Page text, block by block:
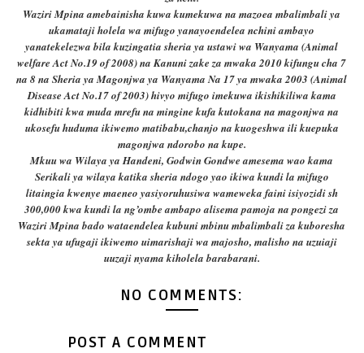
Waziri Mpina amebainisha kuwa kumekuwa na mazoea mbalimbali ya
ukamataji holela wa mifugo yanayoendelea nchini ambayo
yanatekelezwa bila kuzingatia sheria ya ustawi wa Wanyama (Animal
welfare Act No.19 of 2008) na Kanuni zake za mwaka 2010 kifungu cha 7
na 8 na Sheria ya Magonjwa ya Wanyama Na 17 ya mwaka 2003 (Animal
Disease Act No.17 of 2003) hivyo mifugo imekuwa ikishikiliwa kama
kidhibiti kwa muda mrefu na mingine kufa kutokana na magonjwa na
ukosefu huduma ikiwemo matibabu,chanjo na kuogeshwa ili kuepuka
magonjwa ndorobo na kupe.
Mkuu wa Wilaya ya Handeni, Godwin Gondwe amesema wao kama
Serikali ya wilaya katika sheria ndogo yao ikiwa kundi la mifugo
litaingia kwenye maeneo yasiyoruhusiwa wameweka faini isiyozidi sh
300,000 kwa kundi la ng’ombe ambapo alisema pamoja na pongezi za
Waziri Mpina bado wataendelea kubuni mbinu mbalimbali za kuboresha
sekta ya ufugaji ikiwemo uimarishaji wa majosho, malisho na uzuiaji
uuzaji nyama kiholela barabarani.
NO COMMENTS:
POST A COMMENT